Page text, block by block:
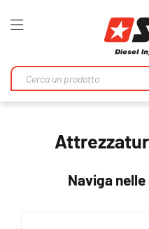
Toggle
Naviga